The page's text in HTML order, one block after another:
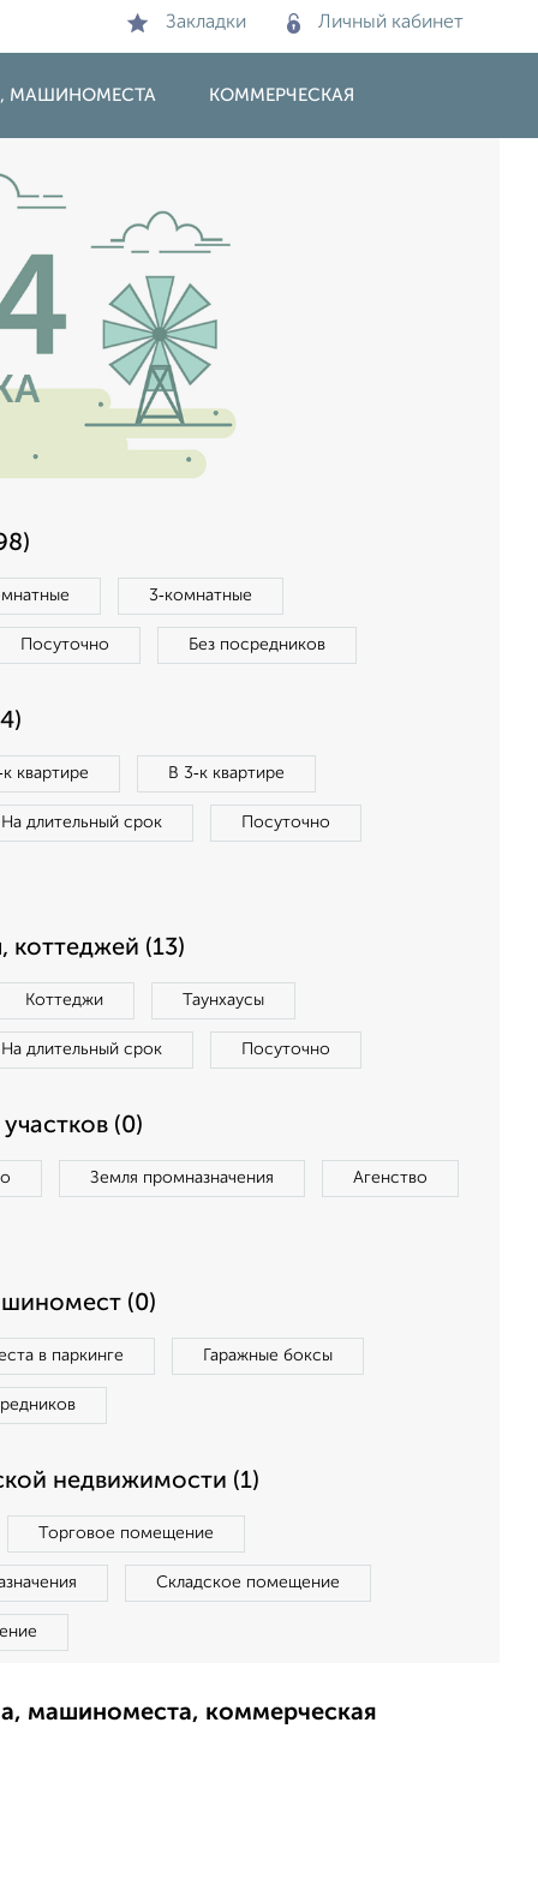
Закладки Личный кабинет
МАШИНОМЕСТА КОММЕРЧЕСКАЯ
3‑комнатные
Посуточно Без посредников
квартире В 3‑к квартире
На длительный срок Посуточно
коттеджей (13)
Коттеджи Таунхаусы
На длительный срок Посуточно
(0)
Земля промназначения Агенство
(0)
в паркинге Гаражные боксы
недвижимости (1)
Торговое помещение
Складское помещение
машиноместа, коммерческая